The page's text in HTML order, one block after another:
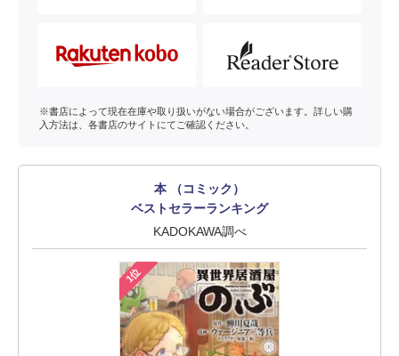
※書店によって現在在庫や取り扱いがない場合がございます。詳しい購
入方法は、各書店のサイトにてご確認ください。
本 （コミック）
ベストセラーランキング
KADOKAWA調べ
1位